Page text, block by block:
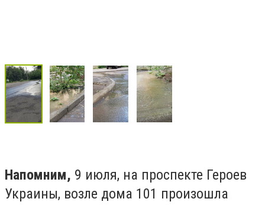
Напомним, 9 июля, на проспекте Героев
Украины, возле дома 101 произошла